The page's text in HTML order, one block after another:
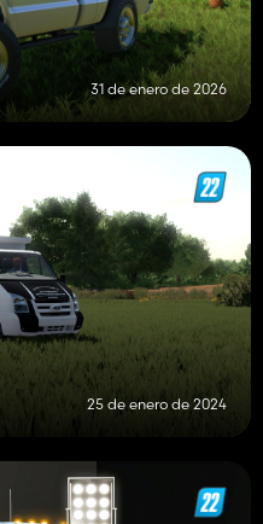
31 de enero de 2026
25 de enero de 2024